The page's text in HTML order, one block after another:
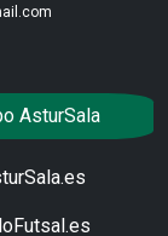
AsturSala